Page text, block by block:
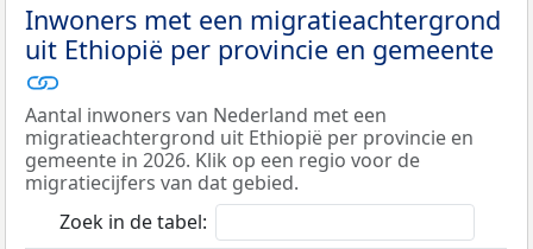
Inwoners met een migratieachtergrond
uit Ethiopië per provincie en gemeente
Aantal inwoners van Nederland met een
migratieachtergrond uit Ethiopië per provincie en
gemeente in 2026. Klik op een regio voor de
migratiecijfers van dat gebied.
Zoek in de tabel: